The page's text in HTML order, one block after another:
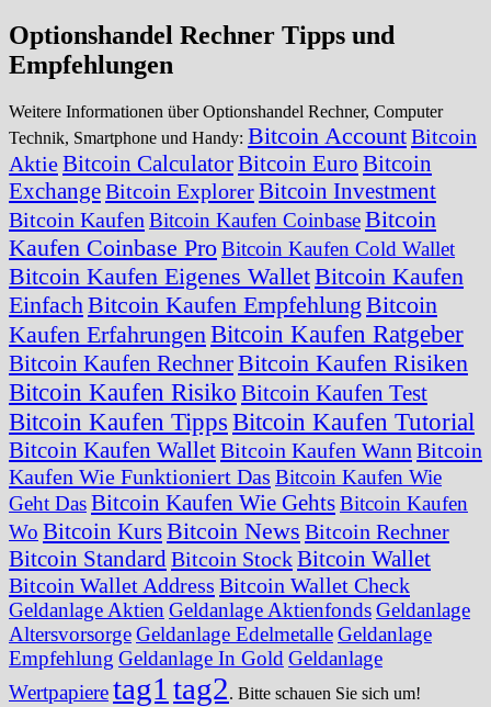
Optionshandel Rechner Tipps und
Empfehlungen
Weitere Informationen über Optionshandel Rechner, Computer
Technik, Smartphone und Handy: Bitcoin AccountBitcoin
AktieBitcoin CalculatorBitcoin Euro Bitcoin
ExchangeBitcoin ExplorerBitcoin Investment
Bitcoin Kaufen Bitcoin Kaufen CoinbaseBitcoin
Kaufen Coinbase ProBitcoin Kaufen Cold Wallet
Bitcoin Kaufen Eigenes WalletBitcoin Kaufen
Einfach Bitcoin Kaufen Empfehlung Bitcoin
Kaufen Erfahrungen Bitcoin Kaufen Ratgeber
Bitcoin Kaufen RechnerBitcoin Kaufen Risiken
Bitcoin Kaufen Risiko Bitcoin Kaufen Test
Bitcoin Kaufen TippsBitcoin Kaufen Tutorial
Bitcoin Kaufen WalletBitcoin Kaufen Wann Bitcoin
Kaufen Wie Funktioniert Das Bitcoin Kaufen Wie
Geht DasBitcoin Kaufen Wie GehtsBitcoin Kaufen
Wo Bitcoin KursBitcoin News Bitcoin Rechner
Bitcoin StandardBitcoin StockBitcoin Wallet
Bitcoin Wallet Address Bitcoin Wallet Check
Geldanlage Aktien Geldanlage AktienfondsGeldanlage
AltersvorsorgeGeldanlage EdelmetalleGeldanlage
Empfehlung Geldanlage In Gold Geldanlage
Wertpapieretag1 tag2. Bitte schauen Sie sich um!